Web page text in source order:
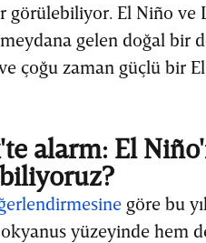
görülebiliyor. El Niño ve
gelen doğal bir
çoğu zaman güçlü bir
alarm: El
göre bu
yüzeyinde hem